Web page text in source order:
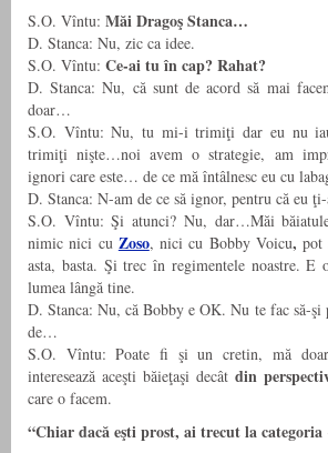
S.O. Vîntu: Măi Dragoş Stanca…
D. Stanca: Nu, zic ca idee.
S.O. Vîntu: Ce-ai tu în cap? Rahat?
D. Stanca: Nu, că sunt de acord să mai
doar…
S.O. Vîntu: Nu, tu mi-i trimiţi dar eu nu
trimiţi nişte…noi avem o strategie, am
ignori care este… de ce mă întâlnesc eu cu
D. Stanca: N-am de ce să ignor, pentru că eu
S.O. Vîntu: Şi atunci? Nu, dar…Măi
nimic nici cu Zoso, nici cu Bobby Voicu, pot
asta, basta. Şi trec în regimentele noastre. E
lumea lângă tine.
D. Stanca: Nu, că Bobby e OK. Nu te fac să-
de…
S.O. Vîntu: Poate fi şi un cretin, mă
interesează aceşti băieţaşi decât din
care o facem.
“Chiar dacă eşti prost, ai trecut la